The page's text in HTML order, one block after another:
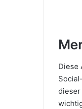
Diese
dieser